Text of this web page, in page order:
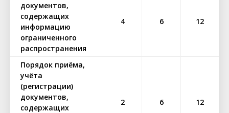
документов,
содержащих
информацию
ограниченного
распространения
4 6 12
Порядок приёма,
учёта
(регистрации)
документов,
содержащих
2 6 12